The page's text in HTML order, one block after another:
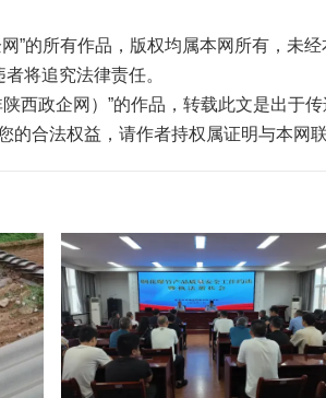
”的所有作品，版权均属本网所有，未
将追究法律责任。
西政企网）”的作品，转载此文是出于传
的合法权益，请作者持权属证明与本网